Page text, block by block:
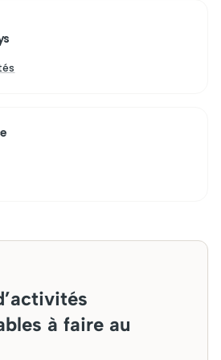
à faire au